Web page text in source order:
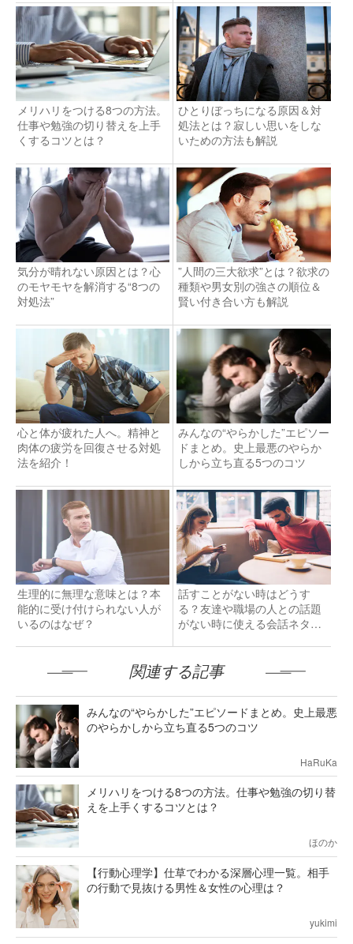
メリハリをつける8つの方法。
仕事や勉強の切り替えを上手
くするコツとは？
ひとりぼっちになる原因＆対
処法とは？寂しい思いをしな
いための方法も解説
気分が晴れない原因とは？心
のモヤモヤを解消する“8つの
対処法”
”人間の三大欲求”とは？欲求の
種類や男女別の強さの順位＆
賢い付き合い方も解説
心と体が疲れた人へ。精神と
肉体の疲労を回復させる対処
法を紹介！
みんなの“やらかした”エピソー
ドまとめ。史上最悪のやらか
しから立ち直る5つのコツ
生理的に無理な意味とは？本
能的に受け付けられない人が
いるのはなぜ？
話すことがない時はどうす
る？友達や職場の人との話題
がない時に使える会話ネタを
関連する記事
みんなの“やらかした”エピソードまとめ。史上最悪
のやらかしから立ち直る5つのコツ
HaRuKa
メリハリをつける8つの方法。仕事や勉強の切り替
えを上手くするコツとは？
ほのか
【行動心理学】仕草でわかる深層心理一覧。相手
の行動で見抜ける男性＆女性の心理は？
yukimi